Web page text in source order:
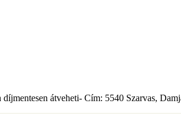
átveheti- Cím: 5540 Szarvas,